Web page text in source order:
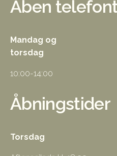
Åben
Mandag og
torsdag
10:00-14:00
Åbningstider
Torsdag